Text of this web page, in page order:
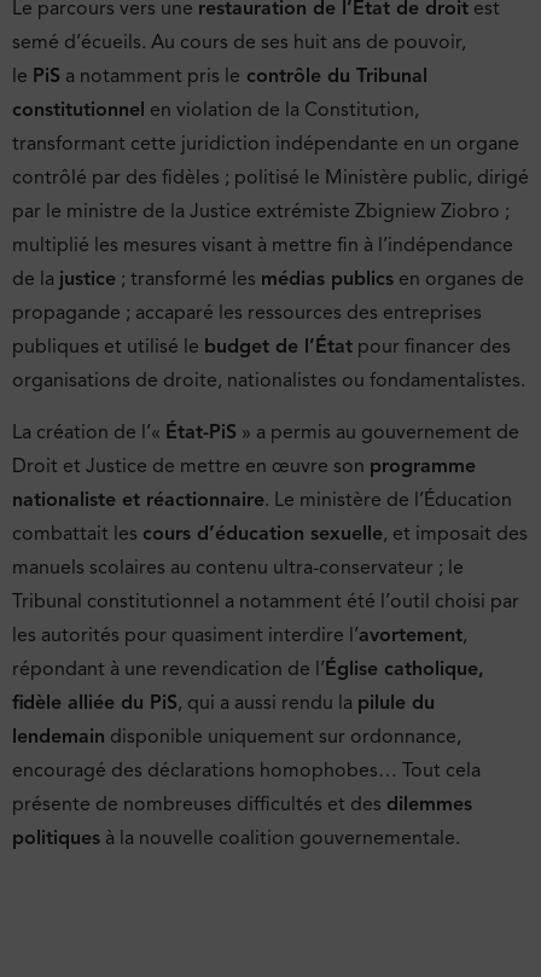
Le parcours vers une restauration de l’État de droit est
semé d’écueils. Au cours de ses huit ans de pouvoir,
le PiS a notamment pris le contrôle du Tribunal
constitutionnel en violation de la Constitution,
transformant cette juridiction indépendante en un organe
contrôlé par des fidèles ; politisé le Ministère public, dirigé
par le ministre de la Justice extrémiste Zbigniew Ziobro ;
multiplié les mesures visant à mettre fin à l’indépendance
de la justice ; transformé les médias publics en organes de
propagande ; accaparé les ressources des entreprises
publiques et utilisé le budget de l’État pour financer des
organisations de droite, nationalistes ou fondamentalistes.
La création de l’« État-PiS » a permis au gouvernement de
Droit et Justice de mettre en œuvre son programme
nationaliste et réactionnaire. Le ministère de l’Éducation
combattait les cours d’éducation sexuelle, et imposait des
manuels scolaires au contenu ultra-conservateur ; le
Tribunal constitutionnel a notamment été l’outil choisi par
les autorités pour quasiment interdire l’avortement,
répondant à une revendication de l’Église catholique,
fidèle alliée du PiS, qui a aussi rendu la pilule du
lendemain disponible uniquement sur ordonnance,
encouragé des déclarations homophobes… Tout cela
présente de nombreuses difficultés et des dilemmes
politiques à la nouvelle coalition gouvernementale.